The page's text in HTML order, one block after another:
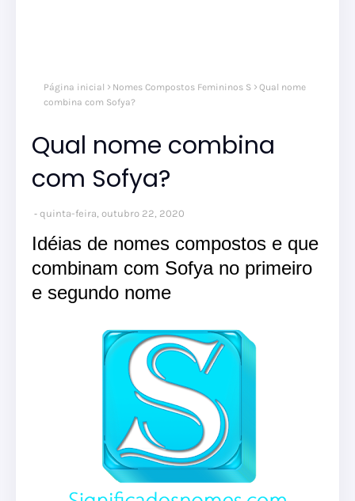
Página inicial Nomes Compostos Femininos S
Qual nome
combina com Sofya?
Qual nome combina
com Sofya?
quinta-feira, outubro 22, 2020
Idéias de nomes compostos e que
combinam com Sofya no primeiro
e segundo nome